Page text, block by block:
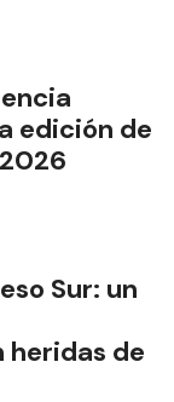
edición de
Sur: un
heridas de